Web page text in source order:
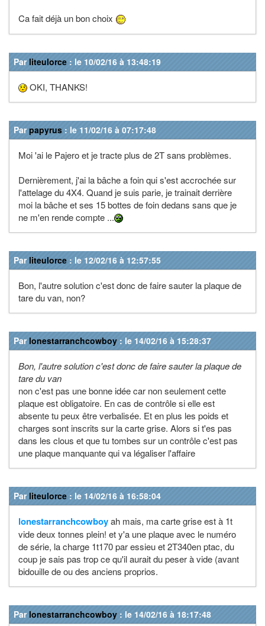
Ca fait déjà un bon choix
Par liteulorce : le 10/02/16 à 13:48:19
OKI, THANKS!
Parpapyrus : le 11/02/16 à 07:17:48
Moi 'ai le Pajero et je tracte plus de 2T sans problèmes.
Dernièrement, j'ai la bâche a foin qui s'est accrochée sur
l'attelage du 4X4. Quand je suis parie, je trainait derrière
moi la bâche et ses 15 bottes de foin dedans sans que je
ne m'en rende compte ...
Par liteulorce : le 12/02/16 à 12:57:55
Bon, l'autre solution c'est donc de faire sauter la plaque de
tare du van, non?
Par lonestarranchcowboy : le 14/02/16 à 15:28:37
Bon, l'autre solution c'est donc de faire sauter la plaque de
tare du van
non c'est pas une bonne idée car non seulement cette
plaque est obligatoire. En cas de contrôle si elle est
absente tu peux être verbalisée. Et en plus les poids et
charges sont inscrits sur la carte grise. Alors si t'es pas
dans les clous et que tu tombes sur un contrôle c'est pas
une plaque manquante qui va légaliser l'affaire
Par liteulorce : le 14/02/16 à 16:58:04
lonestarranchcowboyah mais, ma carte grise est à 1t
vide deux tonnes plein! et y'a une plaque avec le numéro
de série, la charge 1t170 par essieu et 2T340en ptac, du
coup je sais pas trop ce qu'il aurait du peser à vide (avant
bidouille de ou des anciens proprios.
Par lonestarranchcowboy : le 14/02/16 à 18:17:48